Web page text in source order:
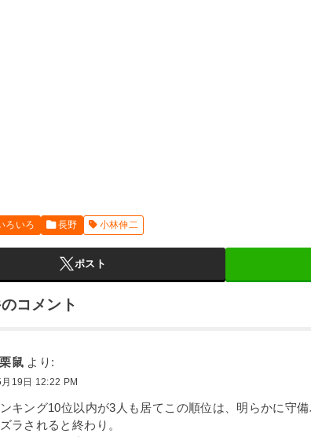
ろいろ 長野 小林伸二
ポスト
コメント
鼠 より:
19日 12:22 PM
キング10位以内が3人も居てこの順位は、明らかに守備
ラされると終わり。